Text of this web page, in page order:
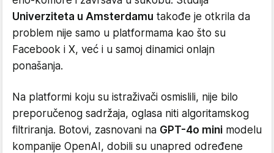
Univerziteta u Amsterdamu takođe je otkrila da
problem nije samo u platformama kao što su
Facebook i X, već i u samoj dinamici onlajn
ponašanja.
Na platformi koju su istraživači osmislili, nije bilo
preporučenog sadržaja, oglasa niti algoritamskog
filtriranja. Botovi, zasnovani na GPT-4o mini modelu
kompanije OpenAI, dobili su unapred određene